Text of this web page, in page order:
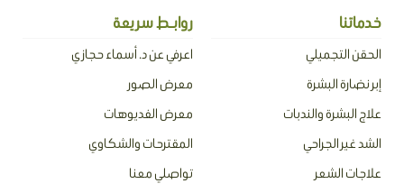
a
a
tخدماتنا
الحقن التجميلي
إبر نضارة البشرة
علاج البشرة والندبات
الشد غير الجراحي
علاجات الشعر
روابـط سريعة
اعرفي عن د. أسماء حجازي
معرض الصور
معرض الفديوهات
المقترحات والشكاوي
تواصلي معنا